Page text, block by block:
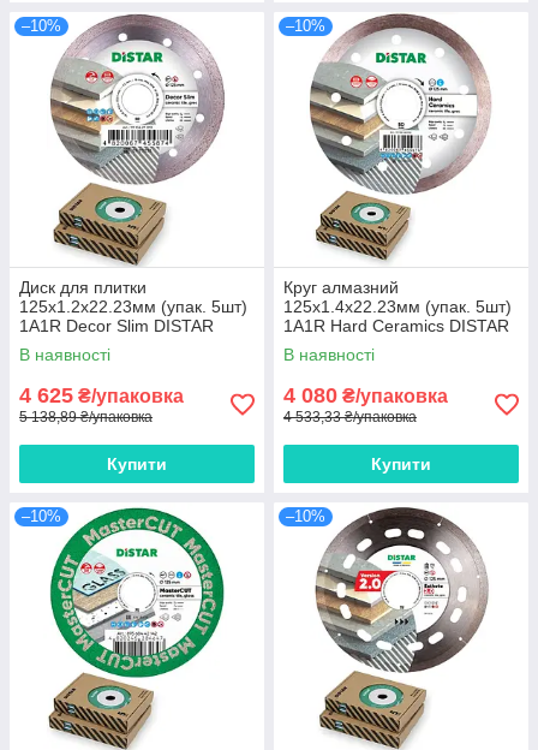
–10%
Диск для плитки
125x1.2x22.23мм (упак. 5шт)
1A1R Decor Slim DISTAR
В наявності
4 625 ₴/упаковка
5 138,89 ₴/упаковка
Купити
–10%
Круг алмазний
125x1.4x22.23мм (упак. 5шт)
1A1R Hard Ceramics DISTAR
В наявності
4 080 ₴/упаковка
4 533,33 ₴/упаковка
Купити
–10% –10%